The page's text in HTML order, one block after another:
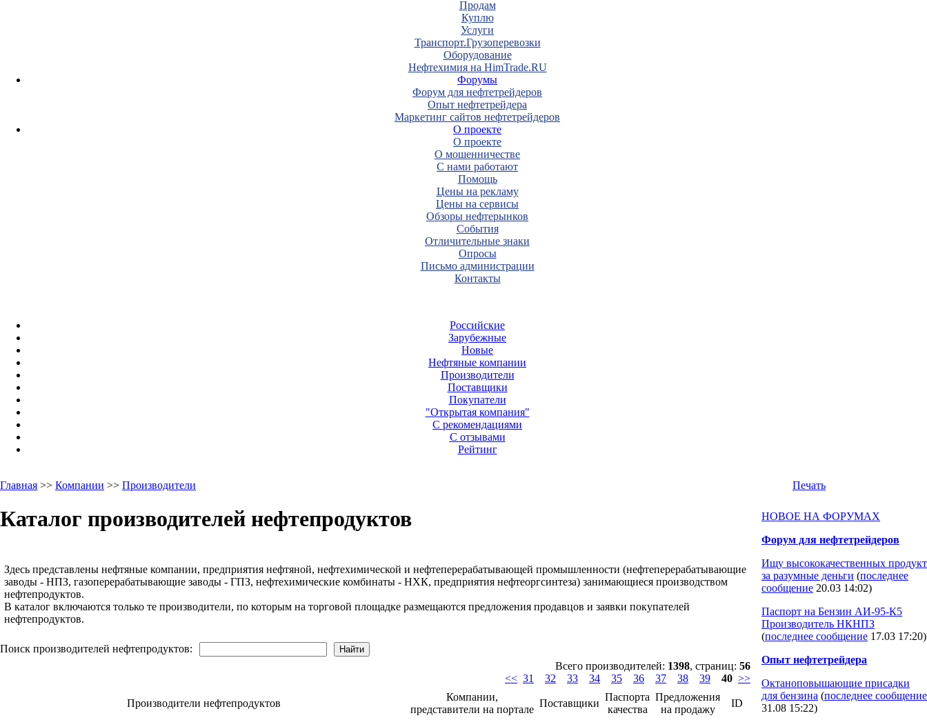
Продам
Куплю
Услуги
Транспорт.Грузоперевозки
Оборудование
Нефтехимия на HimTrade.RU
Форумы
Форум для нефтетрейдеров
Опыт нефтетрейдера
Маркетинг сайтов нефтетрейдеров
О проекте
О проекте
О мошенничестве
С нами работают
Помощь
Цены на рекламу
Цены на сервисы
Обзоры нефтерынков
События
Отличительные знаки
Опросы
Письмо администрации
Контакты
Российские
Зарубежные
Новые
Нефтяные компании
Производители
Поставщики
Покупатели
"Открытая компания"
С рекомендациями
С отзывами
Рейтинг
Главная >> Компании >> Производители Печать
Каталог производителей нефтепродуктов
Здесь представлены нефтяные компании, предприятия нефтяной, нефтехимической и нефтеперерабатывающей промышленности (нефтеперерабатывающие
заводы - НПЗ, газоперерабатывающие заводы - ГПЗ, нефтехимические комбинаты - НХК, предприятия нефтеоргсинтеза) занимающиеся производством
нефтепродуктов.
В каталог включаются только те производители, по которым на торговой площадке размещаются предложения продавцов и заявки покупателей
нефтепродуктов.
Поиск производителей нефтепродуктов:
Всего производителей: 1398, страниц: 56
<< 31 32 33 34 35 36 37 38 39 40 >>
Производители нефтепродуктов
Компании,
представители на портале
Поставщики
Паспорта
качества
Предложения
на продажу
ID
НОВОЕ НА ФОРУМАХ
Форум для нефтетрейдеров
Ищу высококачественных продукт
за разумные деньги (последнее
сообщение 20.03 14:02)
Паспорт на Бензин АИ-95-К5
Производитель НКНПЗ
(последнее сообщение 17.03 17:20)
Опыт нефтетрейдера
Октаноповышающие присадки
для бензина (последнее сообщение
31.08 15:22)